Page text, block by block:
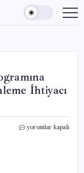
İhtiyacı
**
yorumlar kapalı